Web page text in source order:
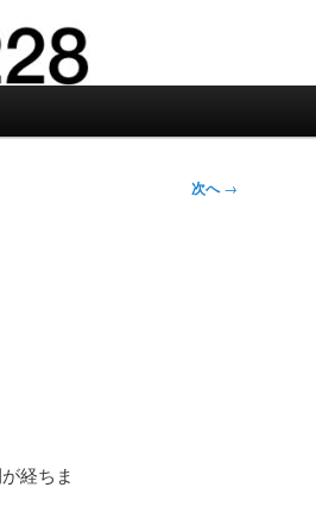
次へ→
経ちま